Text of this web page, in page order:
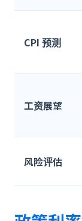
CPI 预测
工资展望
风险评估